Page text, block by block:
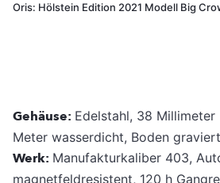
Oris: Hölstein Edition 2021 Modell Big
Gehäuse: Edelstahl, 38 Millimeter
Meter wasserdicht, Boden
Werk: Manufakturkaliber 403,
magnetfeldresistent, 120 h